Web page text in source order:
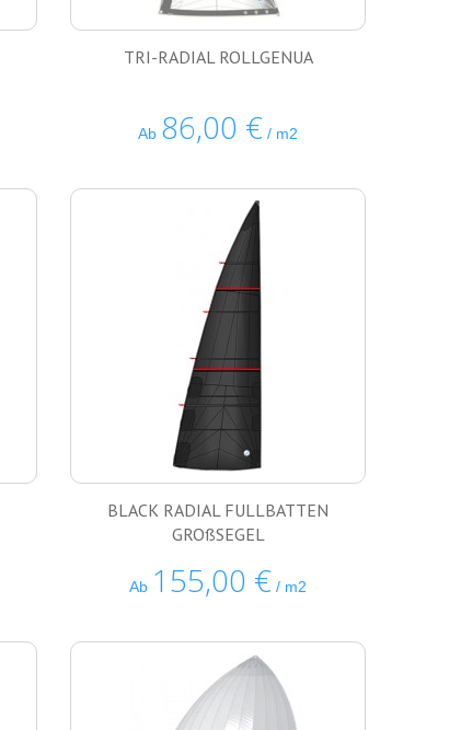
TRI-RADIAL ROLLGENUA
Ab 86,00 € / m2
BLACK RADIAL FULLBATTEN
GROßSEGEL
Ab 155,00 € / m2